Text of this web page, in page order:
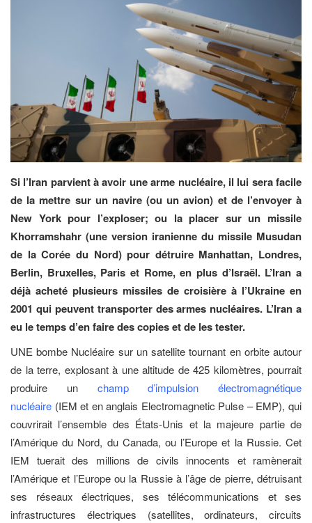
Si l’Iran parvient à avoir une arme nucléaire, il lui sera facile
de la mettre sur un navire (ou un avion) et de l’envoyer à
New York pour l’exploser; ou la placer sur un missile
Khorramshahr (une version iranienne du missile Musudan
de la Corée du Nord) pour détruire Manhattan, Londres,
Berlin, Bruxelles, Paris et Rome, en plus d’Israël. L’Iran a
déjà acheté plusieurs missiles de croisière à l’Ukraine en
2001 qui peuvent transporter des armes nucléaires. L’Iran a
eu le temps d’en faire des copies et de les tester.
UNE bombe Nucléaire sur un satellite tournant en orbite autour
de la terre, explosant à une altitude de 425 kilomètres, pourrait
produire un champ d’impulsion électromagnétique
nucléaire (IEM et en anglais Electromagnetic Pulse – EMP), qui
couvrirait l’ensemble des États-Unis et la majeure partie de
l’Amérique du Nord, du Canada, ou l’Europe et la Russie. Cet
IEM tuerait des millions de civils innocents et ramènerait
l’Amérique et l’Europe ou la Russie à l’âge de pierre, détruisant
ses réseaux électriques, ses télécommunications et ses
infrastructures électriques (satellites, ordinateurs, circuits